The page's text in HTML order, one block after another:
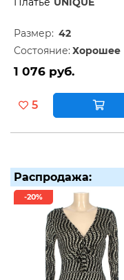
Размер: 42
Состояние: Хорошее
1 076 руб.
5
Распродажа:
-20%